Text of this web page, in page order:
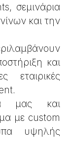
σεμινάρια
και την
και
εταιρικές
μας και
με custom
υψηλής